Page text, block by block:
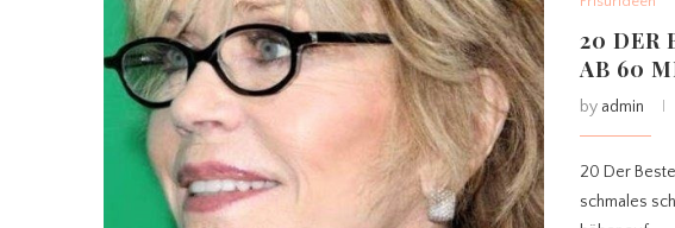
20 DER
AB 60
by admin
20 Der
schmales